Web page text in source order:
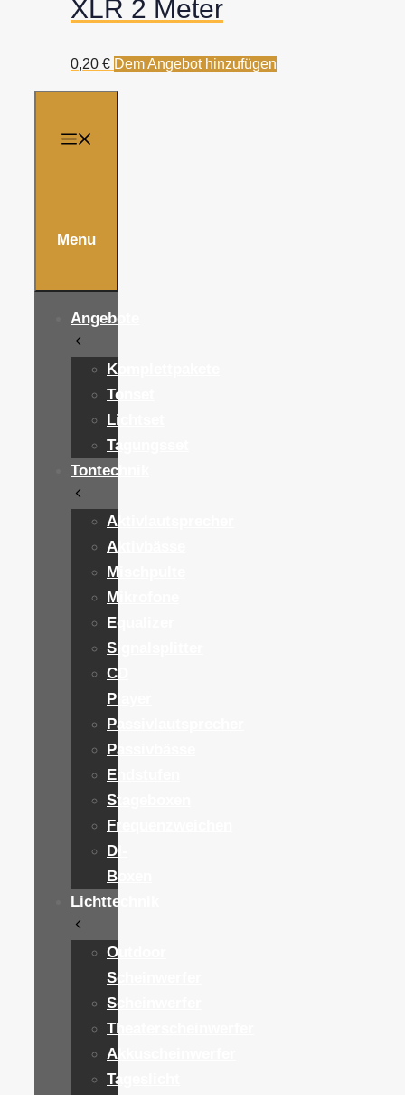
XLR 2 Meter
0,20 € Dem Angebot hinzufügen
Menu
Angebote
Komplettpakete
Tonset
Lichtset
Tagungsset
Tontechnik
Aktivlautsprecher
Aktivbässe
Mischpulte
Mikrofone
Equalizer
Signalsplitter
CD
Player
Passivlautsprecher
Passivbässe
Endstufen
Stageboxen
Frequenzweichen
DI-
Boxen
Lichttechnik
Outdoor
Scheinwerfer
Scheinwerfer
Theaterscheinwerfer
Akkuscheinwerfer
Tageslicht